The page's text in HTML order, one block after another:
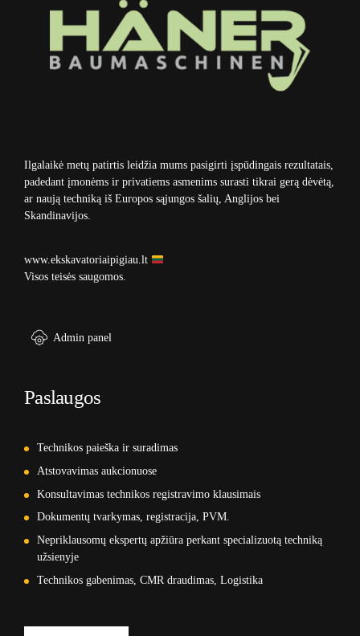
Ilgalaikė metų patirtis leidžia mums pasigirti įspūdingais rezultatais,
padedant įmonėms ir privatiems asmenims surasti tikrai gerą dėvėtą,
ar naują techniką iš Europos sąjungos šalių, Anglijos bei
Skandinavijos.
www.ekskavatoriaipigiau.lt
Visos teisės saugomos.
Admin panel
Paslaugos
Technikos paieška ir suradimas
Atstovavimas aukcionuose
Konsultavimas technikos registravimo klausimais
Dokumentų tvarkymas, registracija, PVM.
Nepriklausomų ekspertų apžiūra perkant specializuotą techniką
užsienyje
Technikos gabenimas, CMR draudimas, Logistika